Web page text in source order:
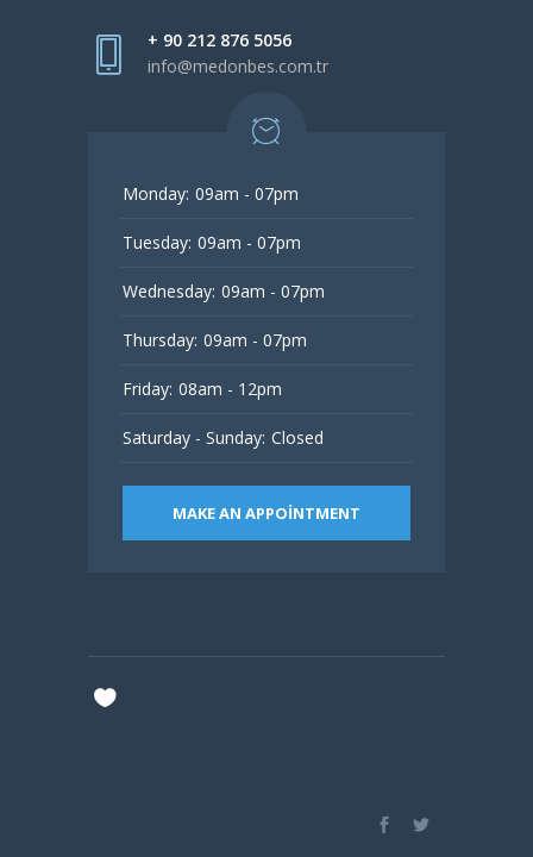
+ 90 212 876 5056
info@medonbes.com.tr
Monday: 09am - 07pm
Tuesday: 09am - 07pm
Wednesday: 09am - 07pm
Thursday: 09am - 07pm
Friday: 08am - 12pm
Saturday - Sunday: Closed
MAKE AN APPOINTMENT